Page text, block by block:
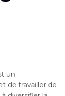
un
de travailler de